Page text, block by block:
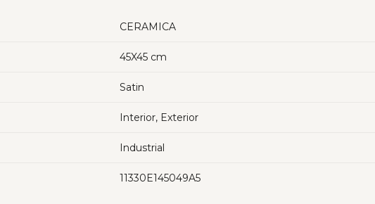
CERAMICA
45X45 cm
Satin
Interior, Exterior
Industrial
11330E145049A5